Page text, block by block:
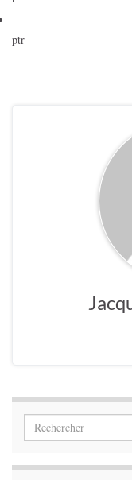
ptr
Search for: